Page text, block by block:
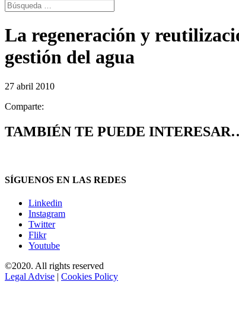
La regeneración y
gestión del agua
27 abril 2010
Comparte:
TAMBIÉN TE PUEDE
SÍGUENOS EN LAS REDES
Linkedin
Instagram
Twitter
Flikr
Youtube
©2020. All rights reserved
Legal Advise | Cookies Policy